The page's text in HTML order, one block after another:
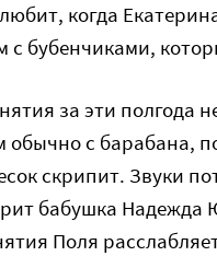
когда
с бубенчиками,
за эти полгода
с барабана,
скрипит. Звуки
бабушка Надежда
Поля